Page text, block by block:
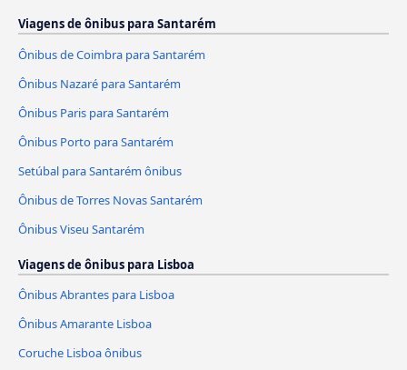
Viagens de ônibus para Santarém
Ônibus de Coimbra para Santarém
Ônibus Nazaré para Santarém
Ônibus Paris para Santarém
Ônibus Porto para Santarém
Setúbal para Santarém ônibus
Ônibus de Torres Novas Santarém
Ônibus Viseu Santarém
Viagens de ônibus para Lisboa
Ônibus Abrantes para Lisboa
Ônibus Amarante Lisboa
Coruche Lisboa ônibus